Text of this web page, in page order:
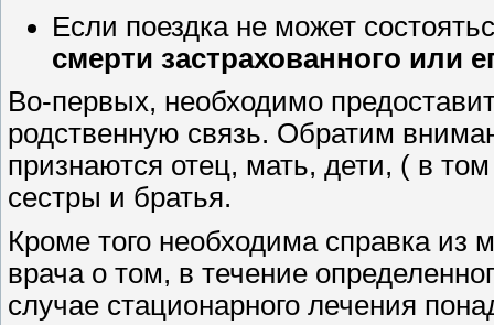
Если поездка не может
смерти застрахованного или
Во-первых, необходимо
родственную связь. Обратим
признаются отец, мать, дети, ( в
сестры и братья.
Кроме того необходима справка из
врача о том, в течение
случае стационарного лечения